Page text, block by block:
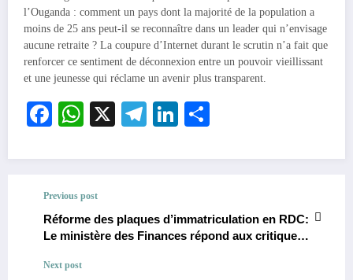
l’Ouganda : comment un pays dont la majorité de la population a
moins de 25 ans peut-il se reconnaître dans un leader qui n’envisage
aucune retraite ? La coupure d’Internet durant le scrutin n’a fait que
renforcer ce sentiment de déconnexion entre un pouvoir vieillissant
et une jeunesse qui réclame un avenir plus transparent.
Facebook
WhatsApp
X Telegram
LinkedIn
Previous post
Réforme des plaques d’immatriculation en RDC:
Le ministère des Finances répond aux critiques
mise en œuvre du nouveau système.
Next post